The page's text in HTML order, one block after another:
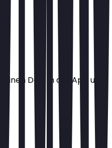
Deal in der App und